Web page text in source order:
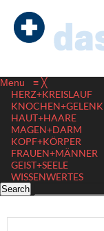
Menu ≡ ╳
HERZ+KREISLAUF
HAUT+HAARE
MAGEN+DARM
KOPF+KÖRPER
FRAUEN+MÄNNER
GEIST+SEELE
WISSENWERTES